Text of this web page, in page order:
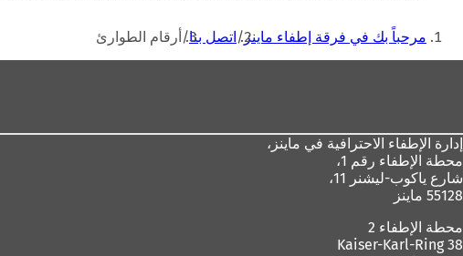
أنت مرحباً بك في فرقة إطفاء ماينز اتصل بنا أرقام الطوارئ
إدارة الإطفاء الاحترافية في ماينز،
محطة الإطفاء رقم 1،
شارع ياكوب-ليشنر 11،
55128 ماينز
محطة الإطفاء 2
Kaiser-Karl-Ring 38